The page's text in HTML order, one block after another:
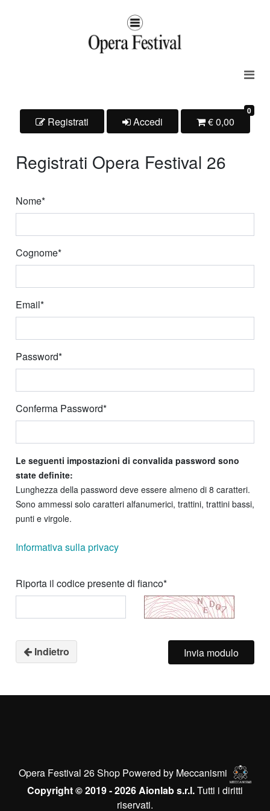
Registrati Accedi € 0,00
0
Registrati Opera Festival 26
Nome*
Cognome*
Email*
Password*
Conferma Password*
Le seguenti impostazioni di convalida password sono
state definite:
Lunghezza della password deve essere almeno di 8 caratteri.
Sono ammessi solo caratteri alfanumerici, trattini, trattini bassi,
punti e virgole.
Informativa sulla privacy
Riporta il codice presente di fianco*
Indietro Invia modulo
Opera Festival 26 Shop Powered by Meccanismi
Copyright © 2019 - 2026Aionlab s.r.l.Tutti i diritti
riservati.